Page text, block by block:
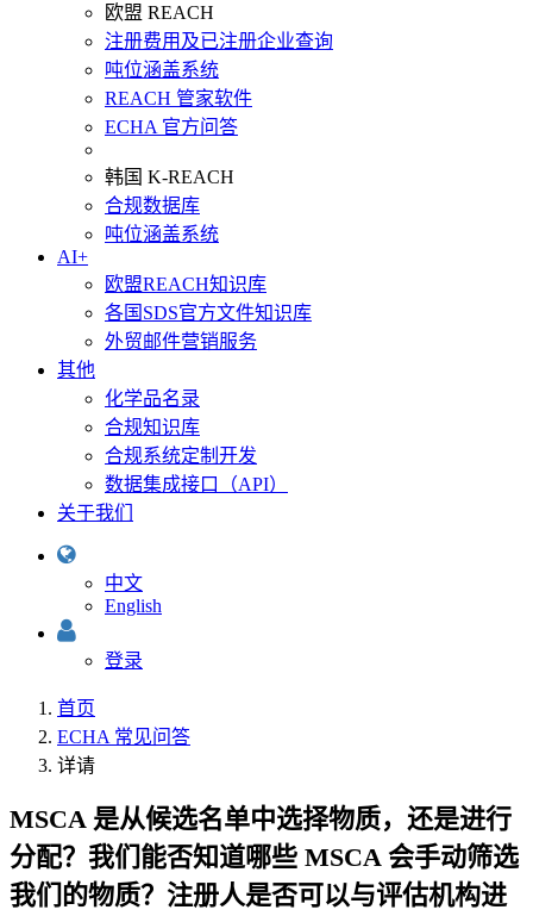
欧盟 REACH
注册费用及已注册企业查询
吨位涵盖系统
REACH 管家软件
ECHA 官方问答
韩国 K-REACH
合规数据库
吨位涵盖系统
AI+
欧盟REACH知识库
各国SDS官方文件知识库
外贸邮件营销服务
其他
化学品名录
合规知识库
合规系统定制开发
数据集成接口（API）
关于我们
中文
English
登录
首页
ECHA 常见问答
详请
MSCA 是从候选名单中选择物质，还是进行
分配？我们能否知道哪些 MSCA 会手动筛选
我们的物质？注册人是否可以与评估机构进